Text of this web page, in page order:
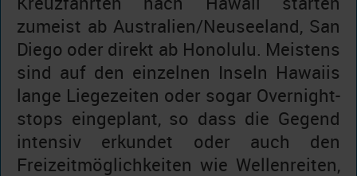
zumeist ab Australien/Neuseeland, San
Diego oder direkt ab Honolulu. Meistens
sind auf den einzelnen Inseln Hawaiis
lange Liegezeiten oder sogar Overnight-
stops eingeplant, so dass die Gegend
intensiv erkundet oder auch den
Freizeitmöglichkeiten wie Wellenreiten,